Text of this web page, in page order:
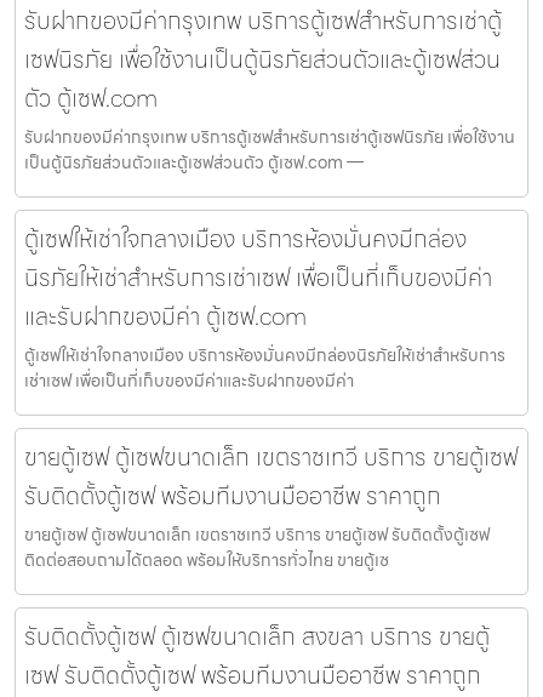
รับฝากของมีค่ากรุงเทพ บริการตู้เซฟสำหรับการเช่าตู้
เซฟนิรภัย เพื่อใช้งานเป็นตู้นิรภัยส่วนตัวและตู้เซฟส่วน
ตัว ตู้เซฟ.com
รับฝากของมีค่ากรุงเทพ บริการตู้เซฟสำหรับการเช่าตู้เซฟนิรภัย เพื่อใช้งาน
เป็นตู้นิรภัยส่วนตัวและตู้เซฟส่วนตัว ตู้เซฟ.com —
ตู้เซฟให้เช่าใจกลางเมือง บริการห้องมั่นคงมีกล่อง
นิรภัยให้เช่าสำหรับการเช่าเซฟ เพื่อเป็นที่เก็บของมีค่า
และรับฝากของมีค่า ตู้เซฟ.com
ตู้เซฟให้เช่าใจกลางเมือง บริการห้องมั่นคงมีกล่องนิรภัยให้เช่าสำหรับการ
เช่าเซฟ เพื่อเป็นที่เก็บของมีค่าและรับฝากของมีค่า
ขายตู้เซฟ ตู้เซฟขนาดเล็ก เขตราชเทวี บริการ ขายตู้เซฟ
รับติดตั้งตู้เซฟ พร้อมทีมงานมืออาชีพ ราคาถูก
ขายตู้เซฟ ตู้เซฟขนาดเล็ก เขตราชเทวี บริการ ขายตู้เซฟ รับติดตั้งตู้เซฟ
ติดต่อสอบถามได้ตลอด พร้อมให้บริการทั่วไทย ขายตู้เซ
รับติดตั้งตู้เซฟ ตู้เซฟขนาดเล็ก สงขลา บริการ ขายตู้
เซฟ รับติดตั้งตู้เซฟ พร้อมทีมงานมืออาชีพ ราคาถูก